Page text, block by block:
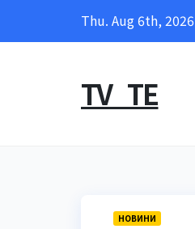
Thu. Aug 6th, 2026
TV_TE
НОВИНИ